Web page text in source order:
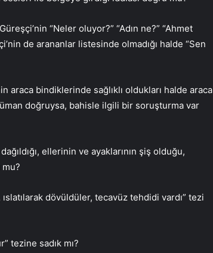
“Neler oluyor?” “Adın ne?” “Ahmet
de arananlar listesinde olmadığı halde “Sen
bindiklerinde sağlıklı oldukları halde araca
doğruysa, bahisle ilgili bir soruşturma var
ellerinin ve ayaklarının şiş olduğu,
mu?
dövüldüler, tecavüz tehdidi vardı” tezi
tezine sadık mı?